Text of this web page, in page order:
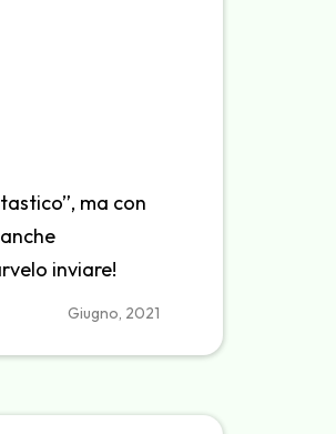
ma con
inviare!
Giugno, 2021